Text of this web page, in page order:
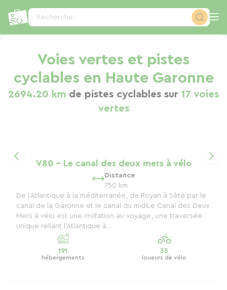
Recherche...
Voies vertes et pistes
cyclables en Haute Garonne
2694.20 km de pistes cyclables sur 17 voies
vertes
V80 - Le canal des deux mers à vélo
Distance
750 km
De l'Atlantique à la méditerranée, de Royan à Sète par le
canal de la Garonne et le canal du midiLe Canal des Deux
Mers à vélo est une invitation au voyage, une traversée
unique reliant l'Atlantique à...
191
hébergements
35
loueurs de vélo
Panneau de gestion des cookies